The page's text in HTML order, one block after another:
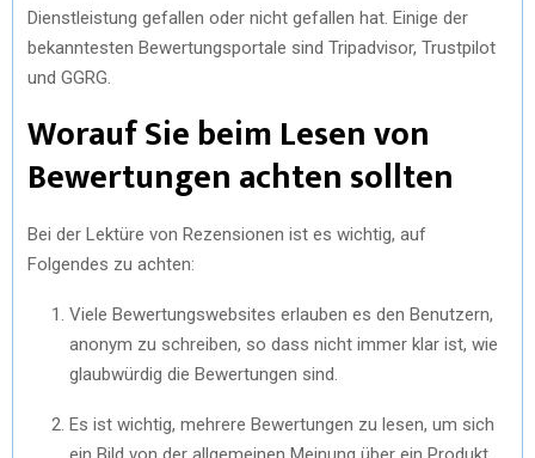
Dienstleistung gefallen oder nicht gefallen hat. Einige der
bekanntesten Bewertungsportale sind Tripadvisor, Trustpilot
und GGRG.
Worauf Sie beim Lesen von
Bewertungen achten sollten
Bei der Lektüre von Rezensionen ist es wichtig, auf
Folgendes zu achten:
Viele Bewertungswebsites erlauben es den Benutzern,
anonym zu schreiben, so dass nicht immer klar ist, wie
glaubwürdig die Bewertungen sind.
Es ist wichtig, mehrere Bewertungen zu lesen, um sich